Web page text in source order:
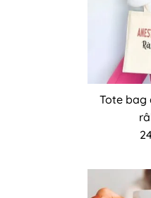
Tote bag